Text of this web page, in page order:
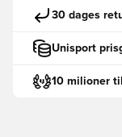
30 dages
Unisport
10 milioner